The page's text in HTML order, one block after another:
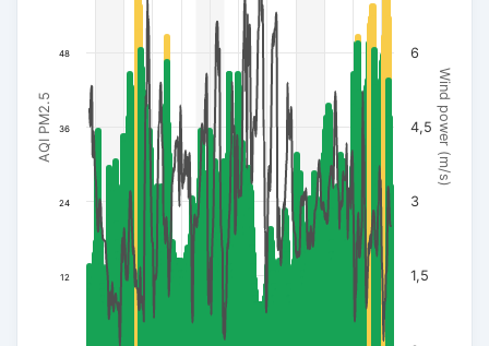
AQI PM2.5 Wind power (m/s)
12
24
36
48
1,5
3
4,5
6